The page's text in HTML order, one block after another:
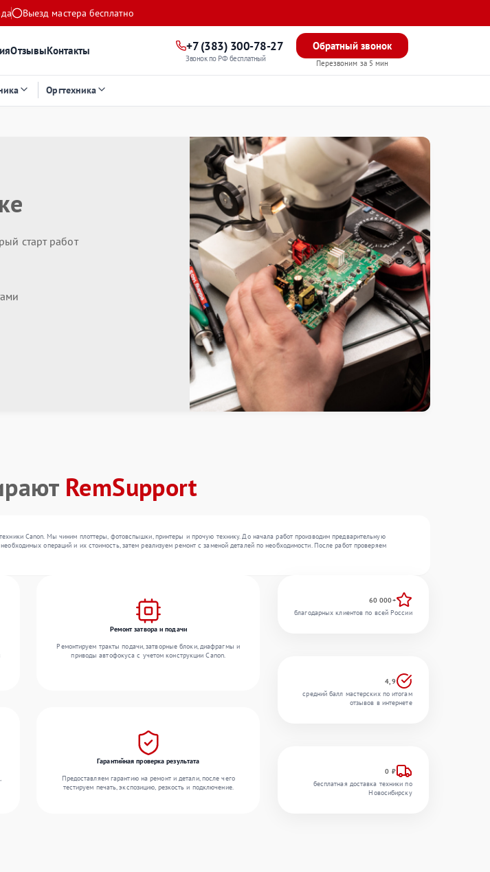
Выезд мастера бесплатно
ОтзывыКонтакты +7 (383) 300-78-27
Звонок по РФ бесплатный
Обратный звонок
Перезвоним за 5 мин
Оргтехника
старт работ
RemSupport
Canon. Мы чиним плоттеры, фотовспышки, принтеры и прочую технику. До начала работ производим предварительную
операций и их стоимость, затем реализуем ремонт с заменой деталей по необходимости. После работ проверяем
Ремонт затвора и подачи
Ремонтируем тракты подачи, затворные блоки, диафрагмы и
приводы автофокуса с учетом конструкции Canon.
Гарантийная проверка результата
Предоставляем гарантию на ремонт и детали, после чего
тестируем печать, экспозицию, резкость и подключение.
60 000+
благодарных клиентов по всей России
4,9
средний балл мастерских по итогам
отзывов в интернете
0 ₽
бесплатная доставка техники по
Новосибирску